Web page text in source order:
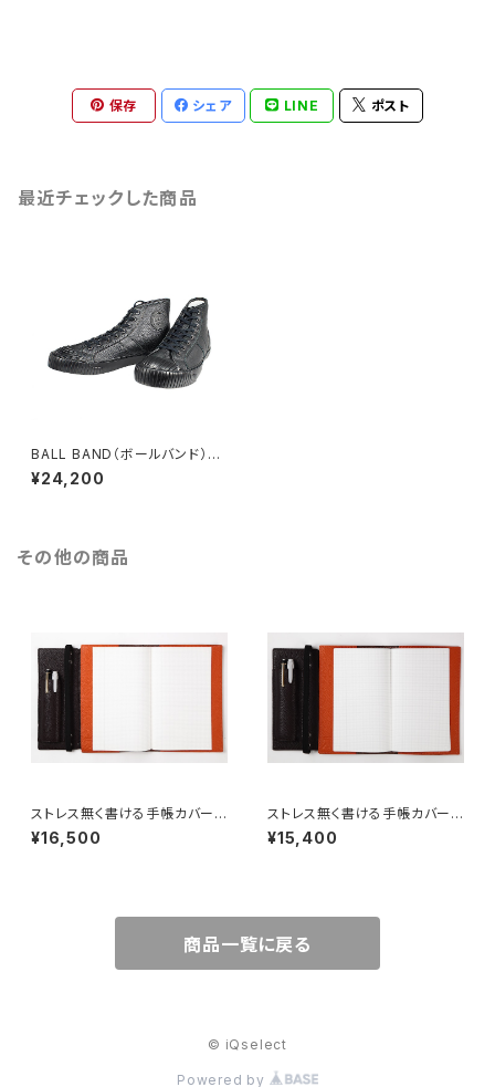
保存 シェア LINE ポスト
最近チェックした商品
BALL BAND（ボールバンド）42
Jackie Black レザーハイカッ
トスニーカー ブラック
¥24,200
その他の商品
ストレス無く書ける手帳カバー
【ジブン手帳専用レザーカバーF
LAT(フラット)】
¥16,500
ストレス無く書ける手帳カバー
【ジブン手帳mini専用レザーカ
バーFLAT mini(フラット ミニ)】
¥15,400
商品一覧に戻る
© iQselect
Powered by